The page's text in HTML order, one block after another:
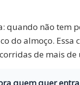
quando não tem
do almoço.
de mais